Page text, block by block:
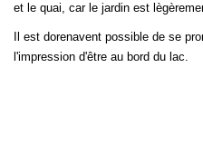
et le quai, car le jardin est
Il est dorenavent possible de se
l'impression d'être au bord du lac.